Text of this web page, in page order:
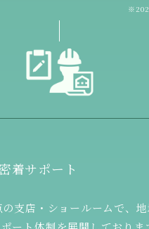
着サポート
支店・ショールームで、